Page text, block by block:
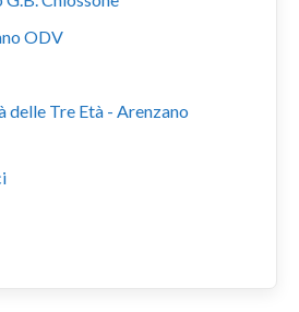
ODV
delle Tre Età - Arenzano